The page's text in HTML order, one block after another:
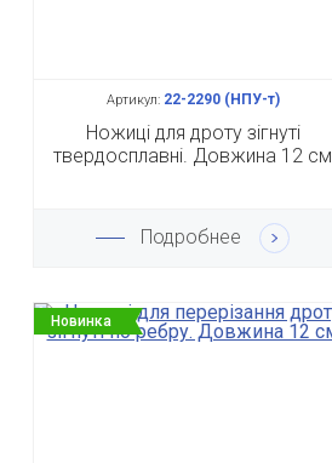
Артикул:22-2290 (НПУ-т)
Ножиці для дроту зігнуті
твердосплавні. Довжина 12 см
Подробнее
Новинка